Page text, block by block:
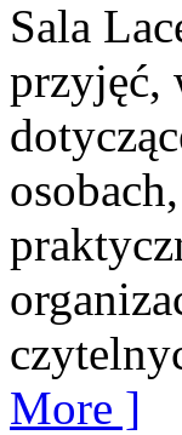
Sala
przyjęć,
More ]